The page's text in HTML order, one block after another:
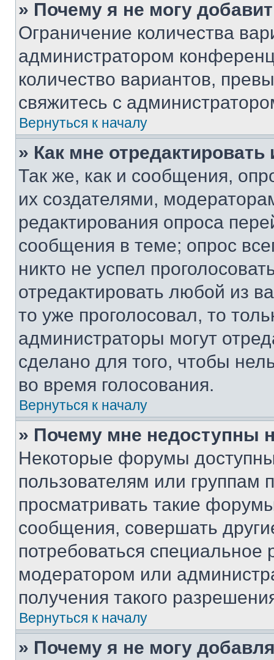
» Почему я не могу
Ограничение количества
администратором
количество вариантов,
свяжитесь с
Вернуться к началу
» Как мне
Так же, как и сообщения,
их создателями,
редактирования опроса
сообщения в теме; опрос
никто не успел
отредактировать любой из
то уже проголосовал, то
администраторы могут
сделано для того, чтобы
во время голосования.
Вернуться к началу
» Почему мне недоступны
Некоторые форумы
пользователям или группам
просматривать такие
сообщения, совершать
потребоваться
модератором или
получения такого
Вернуться к началу
» Почему я не могу